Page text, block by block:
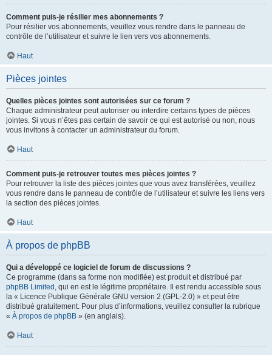
Comment puis-je résilier mes abonnements ?
Pour résilier vos abonnements, veuillez vous rendre dans le panneau de
contrôle de l’utilisateur et suivre le lien vers vos abonnements.
Haut
Pièces jointes
Quelles pièces jointes sont autorisées sur ce forum ?
Chaque administrateur peut autoriser ou interdire certains types de pièces
jointes. Si vous n’êtes pas certain de savoir ce qui est autorisé ou non, nous
vous invitons à contacter un administrateur du forum.
Haut
Comment puis-je retrouver toutes mes pièces jointes ?
Pour retrouver la liste des pièces jointes que vous avez transférées, veuillez
vous rendre dans le panneau de contrôle de l’utilisateur et suivre les liens vers
la section des pièces jointes.
Haut
À propos de phpBB
Qui a développé ce logiciel de forum de discussions ?
Ce programme (dans sa forme non modifiée) est produit et distribué par
phpBB Limited , qui en est le légitime propriétaire. Il est rendu accessible sous
la « Licence Publique Générale GNU version 2 (GPL-2.0) » et peut être
distribué gratuitement. Pour plus d’informations, veuillez consulter la rubrique
« À propos de phpBB » (en anglais).
Haut